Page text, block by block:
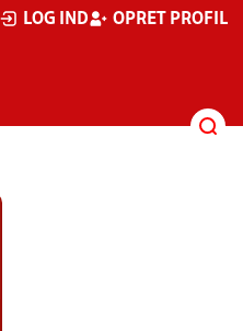
LOG IND OPRET PROFIL